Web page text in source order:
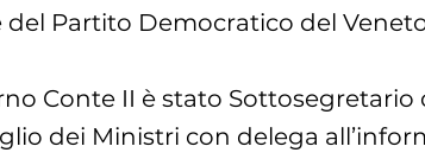
del Partito Democratico del
Conte II è stato Sottosegretario
dei Ministri con delega